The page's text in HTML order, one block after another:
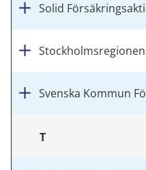
Solid
Svenska Kommun
T